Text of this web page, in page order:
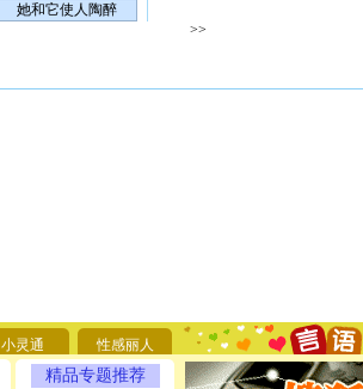
她和它使人陶醉
>>
小灵通 性感丽人
精品专题推荐
[圣诞节] 不只这样的日子才
能正大光明地骚扰你,告诉
天都要快乐噢!